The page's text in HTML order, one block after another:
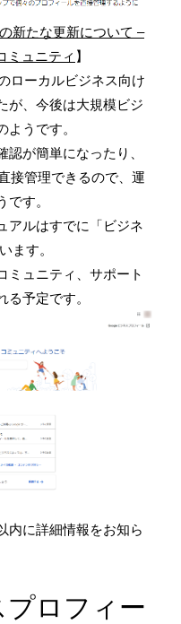
新たな更新について –
ミュニティ 】
ローカルビジネス向け
が、今後は大規模ビジ
うです。
が簡単になったり、
接管理できるので、運
す。
アルはすでに「ビジネ
ます。
ミュニティ、サポート
予定です。
内に詳細情報をお知ら
ロフィー